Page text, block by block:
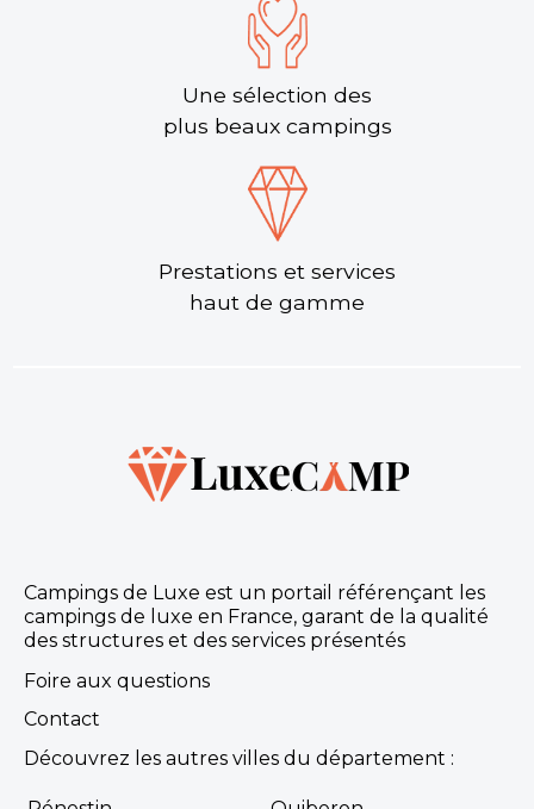
Une sélection des
plus beaux campings
Prestations et services
haut de gamme
Campings de Luxe est un portail référençant les
campings de luxe en France, garant de la qualité
des structures et des services présentés
Foire aux questions
Contact
Découvrez les autres villes du département :